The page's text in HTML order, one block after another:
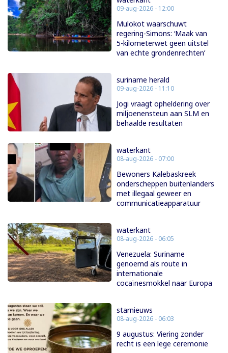
09-aug-2026 - 12:00
Mulokot waarschuwt
regering-Simons: ‘Maak van
5-kilometerwet geen uitstel
van echte grondenrechten’
suriname herald
09-aug-2026 - 11:10
Jogi vraagt opheldering over
miljoenensteun aan SLM en
behaalde resultaten
waterkant
08-aug-2026 - 07:00
Bewoners Kalebaskreek
onderscheppen buitenlanders
met illegaal geweer en
communicatieapparatuur
waterkant
08-aug-2026 - 06:05
Venezuela: Suriname
genoemd als route in
internationale
cocaïnesmokkel naar Europa
starnieuws
08-aug-2026 - 06:03
9 augustus: Viering zonder
recht is een lege ceremonie